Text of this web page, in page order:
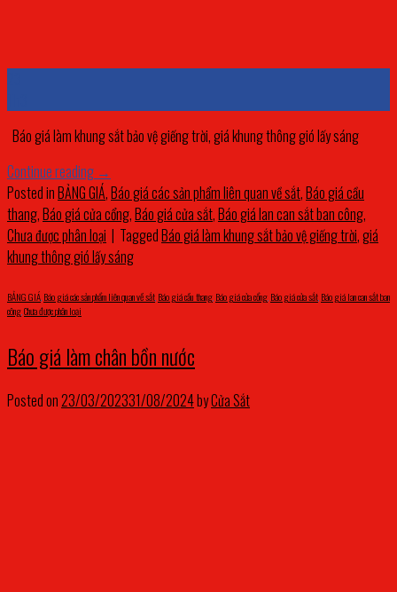
Báo giá làm khung sắt bảo vệ giếng trời, giá khung thông gió lấy sáng
Continue reading →
Posted inBẢNG GIÁ,Báo giá các sản phẩm liên quan về sắt,Báo giá cầu
thang,Báo giá cửa cổng,Báo giá cửa sắt,Báo giá lan can sắt ban công,
Chưa được phân loại | TaggedBáo giá làm khung sắt bảo vệ giếng trời,giá
khung thông gió lấy sáng
BẢNG GIÁ Báo giá các sản phẩm liên quan về sắt Báo giá cầu thang Báo giá cửa cổng Báo giá cửa sắt Báo giá lan can sắt ban
côngChưa được phân loại
Báo giá làm chân bồn nước
Posted on23/03/202331/08/2024byCửa Sắt